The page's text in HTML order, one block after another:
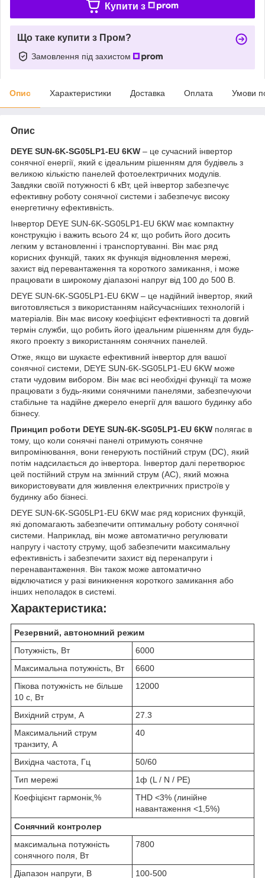
Купити з
Що таке купити з Пром?
Замовлення під захистом
Опис Характеристики Доставка Оплата Умови
Опис
DEYE SUN-6K-SG05LP1-EU 6KW – це сучасний інвертор
сонячної енергії, який є ідеальним рішенням для будівель з
великою кількістю панелей фотоелектричних модулів.
Завдяки своїй потужності 6 кВт, цей інвертор забезпечує
ефективну роботу сонячної системи і забезпечує високу
енергетичну ефективність.
Інвертор DEYE SUN-6K-SG05LP1-EU 6KW має компактну
конструкцію і важить всього 24 кг, що робить його досить
легким у встановленні і транспортуванні. Він має ряд
корисних функцій, таких як функція відновлення мережі,
захист від перевантаження та короткого замикання, і може
працювати в широкому діапазоні напруг від 100 до 500 В.
DEYE SUN-6K-SG05LP1-EU 6KW – це надійний інвертор, який
виготовляється з використанням найсучасніших технологій і
матеріалів. Він має високу коефіцієнт ефективності та довгий
термін служби, що робить його ідеальним рішенням для будь-
якого проекту з використанням сонячних панелей.
Отже, якщо ви шукаєте ефективний інвертор для вашої
сонячної системи, DEYE SUN-6K-SG05LP1-EU 6KW може
стати чудовим вибором. Він має всі необхідні функції та може
працювати з будь-якими сонячними панелями, забезпечуючи
стабільне та надійне джерело енергії для вашого будинку або
бізнесу.
Принцип роботи DEYE SUN-6K-SG05LP1-EU 6KW полягає в
тому, що коли сонячні панелі отримують сонячне
випромінювання, вони генерують постійний струм (DC), який
потім надсилається до інвертора. Інвертор далі перетворює
цей постійний струм на змінний струм (AC), який можна
використовувати для живлення електричних пристроїв у
будинку або бізнесі.
DEYE SUN-6K-SG05LP1-EU 6KW має ряд корисних функцій,
які допомагають забезпечити оптимальну роботу сонячної
системи. Наприклад, він може автоматично регулювати
напругу і частоту струму, щоб забезпечити максимальну
ефективність і забезпечити захист від перенапруги і
перенавантаження. Він також може автоматично
відключатися у разі виникнення короткого замикання або
інших неполадок в системі.
Характеристика:
Резервний, автономний режим
Потужність, Вт
6000
Максимальна потужність, Вт
6600
Пікова потужність не більше
10 с, Вт
12000
Вихідний струм, А
27.3
Максимальний струм
транзиту, А
40
Вихідна частота, Гц
50/60
Тип мережі
1ф (L / N / PE)
Коефіцієнт гармонік,%
THD <3% (линійне
навантаження <1,5%)
Сонячний контролер
максимальна потужність
сонячного поля, Вт
7800
Діапазон напруги, В 100-500